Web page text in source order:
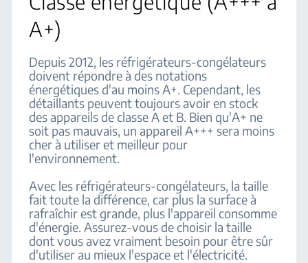
A+)
Depuis 2012, les réfrigérateurs-congélateurs
doivent répondre à des notations
énergétiques d'au moins A+. Cependant, les
détaillants peuvent toujours avoir en stock
des appareils de classe A et B. Bien qu'A+ ne
soit pas mauvais, un appareil A+++ sera moins
cher à utiliser et meilleur pour
l'environnement.
Avec les réfrigérateurs-congélateurs, la taille
fait toute la différence, car plus la surface à
rafraîchir est grande, plus l'appareil consomme
d'énergie. Assurez-vous de choisir la taille
dont vous avez vraiment besoin pour être sûr
d'utiliser au mieux l'espace et l'électricité.